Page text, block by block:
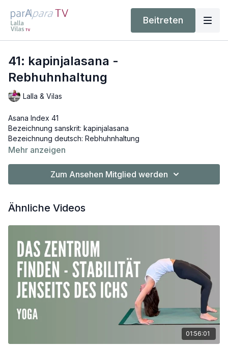
Beitreten
41: kapinjalasana -
Rebhuhnhaltung
Lalla & Vilas
Asana Index 41
Bezeichnung sanskrit: kapinjalasana
Bezeichnung deutsch: Rebhuhnhaltung
Lautschrift: kapinjalAsana
Mehr anzeigen
Zum Ansehen Mitglied werden
Ähnliche Videos
01:56:01